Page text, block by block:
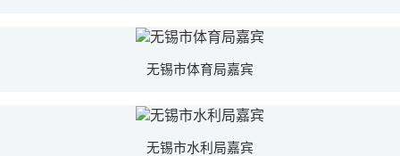
无锡市体育局嘉宾
无锡市水利局嘉宾